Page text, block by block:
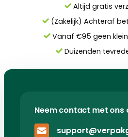
Altijd gratis
(Zakelijk) Achteraf
Vanaf €95 geen
Duizenden
Neem contact met ons